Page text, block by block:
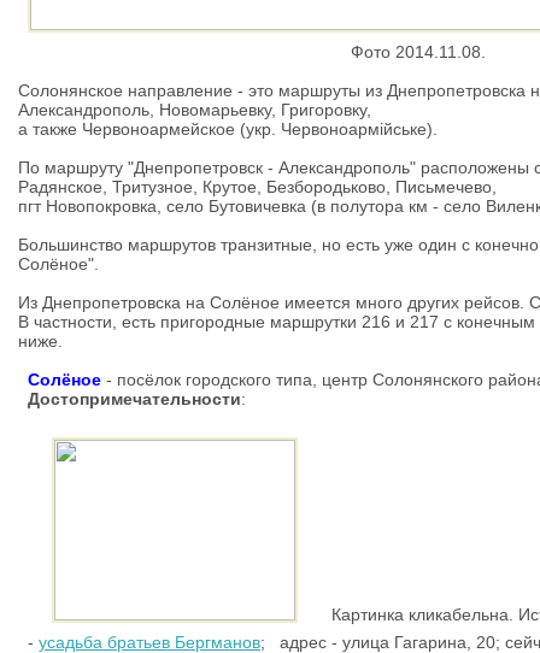
Фото 2014.11.08.
Солонянское направление - это маршруты из Днепропетровска
Александрополь, Новомарьевку, Григоровку,
а также Червоноармейское (укр. Червоноармійське).
По маршруту "Днепропетровск - Александрополь"
Радянское, Тритузное, Крутое, Безбородьково, Письмечево,
пгт Новопокровка, село Бутовичевка (в полутора км - село
Большинство маршрутов транзитные, но есть уже один с
Солёное".
Из Днепропетровска на Солёное имеется много других рейсов.
В частности, есть пригородные маршрутки 216 и 217 с
ниже.
Солёное - посёлок городского типа, центр Солонянского
Достопримечательности:
Картинка кликабельна.
- усадьба братьев Бергманов; адрес - улица Гагарина, 20;